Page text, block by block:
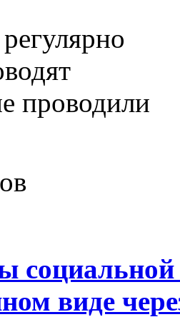
проводили
виде